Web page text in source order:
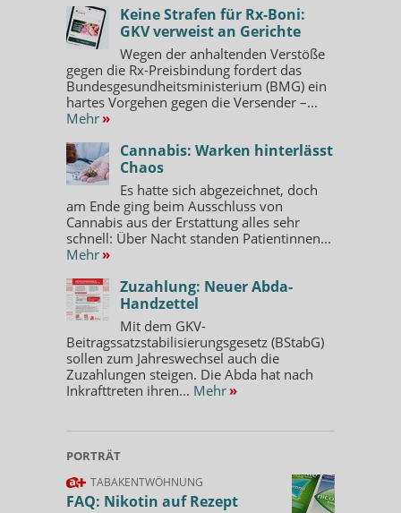
Keine Strafen für Rx-Boni:
GKV verweist an Gerichte
Wegen der anhaltenden Verstöße
gegen die Rx-Preisbindung fordert das
Bundesgesundheitsministerium (BMG) ein
hartes Vorgehen gegen die Versender –...
Mehr »
Cannabis: Warken hinterlässt
Chaos
Es hatte sich abgezeichnet, doch
am Ende ging beim Ausschluss von
Cannabis aus der Erstattung alles sehr
schnell: Über Nacht standen Patientinnen...
Mehr »
Zuzahlung: Neuer Abda-
Handzettel
Mit dem GKV-
Beitragssatzstabilisierungsgesetz (BStabG)
sollen zum Jahreswechsel auch die
Zuzahlungen steigen. Die Abda hat nach
Inkrafttreten ihren... Mehr »
PORTRÄT
TABAKENTWÖHNUNG
FAQ: Nikotin auf Rezept